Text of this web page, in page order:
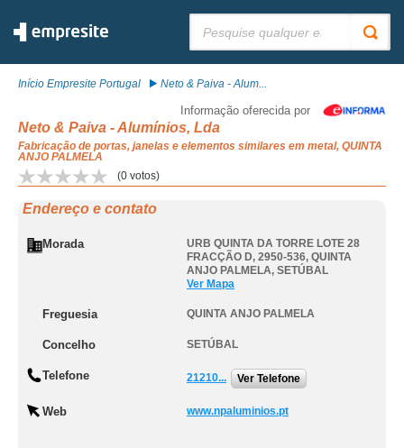
Início Empresite Portugal Neto & Paiva - Alum...
Informação oferecida por
Neto & Paiva - Alumínios, Lda
Fabricação de portas, janelas e elementos similares em metal, QUINTA
ANJO PALMELA
(0 votos)
Endereço e contato
Morada
URB QUINTA DA TORRE LOTE 28
FRACÇÃO D, 2950-536, QUINTA
ANJO PALMELA, SETÚBAL
Ver Mapa
Freguesia QUINTA ANJO PALMELA
Concelho SETÚBAL
Telefone 21210... Ver Telefone
Web www.npaluminios.pt